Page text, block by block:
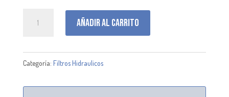
Añadir al carrito
Categoría: Filtros Hidraulicos